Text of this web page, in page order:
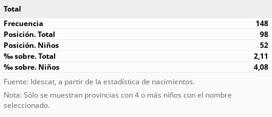
Total
148
98
52
2,11
4,08
Fuente: Idescat, a partir de la estadística de nacimientos.
Nota: Sólo se muestran provincias con 4 o más niños con el nombre
seleccionado.